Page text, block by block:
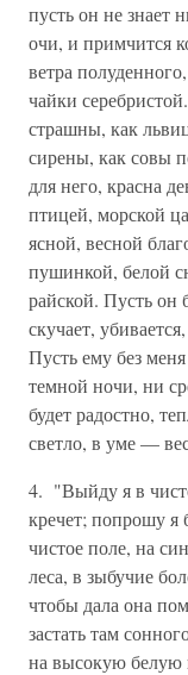
пусть он не знает
очи, и примчится
ветра
чайки
страшны, как
сирены, как совы
для него, красна
птицей, морской
ясной, весной
пушинкой, белой
райской. Пусть он
скучает,
Пусть ему без
темной ночи, ни
будет радостно,
светло, в уме —
4. "Выйду я в
кречет; попрошу я
чистое поле, на
леса, в зыбучие
чтобы дала она
застать там
на высокую белую